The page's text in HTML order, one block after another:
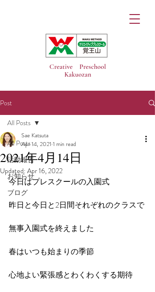
Creative Preschool
Kakuozan
Post
All Posts
活動報告
お知らせ
ブログ
All Posts
2021年4月14日
Sae Katsuta
Apr 14, 2021 1 min read
Updated: Apr 16, 2022
今日はプレスクールの入園式
昨日と今日と2日間それぞれのクラスで
無事入園式を終えました
春はいつも始まりの季節
心地よい緊張感とわくわくする期待